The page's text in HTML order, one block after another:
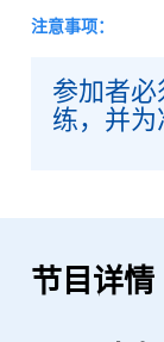
注意事项：
参加者必
练，并为
节目详情